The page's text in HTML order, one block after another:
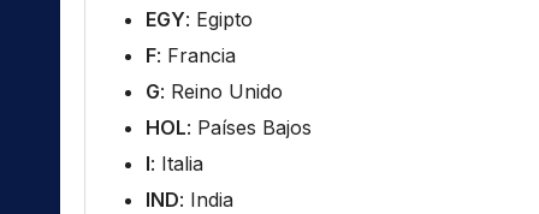
EGY: Egipto
F: Francia
G: Reino Unido
HOL: Países Bajos
I: Italia
IND: India